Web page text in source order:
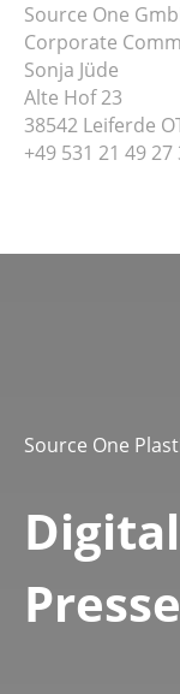
Source One
Corporate
Sonja Jüde
Alte Hof 23
38542 Leiferde
+49 531 21 49 27
Source One